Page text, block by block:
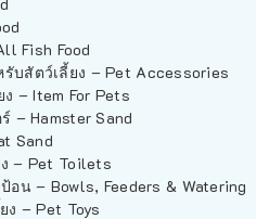
Fish Food
สัตว์เลี้ยง – Pet Accessories
– Item For Pets
– Hamster Sand
Sand
– Pet Toilets
อน – Bowls, Feeders & Watering
ง – Pet Toys